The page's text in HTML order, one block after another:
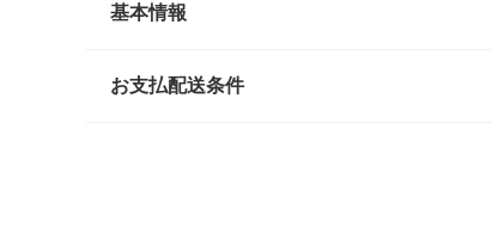
基本情報
お支払配送条件